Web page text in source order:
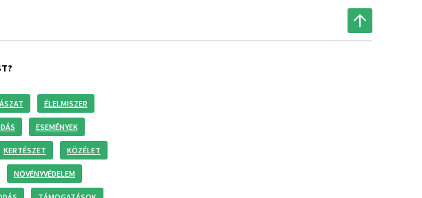
ÉLELMISZER
ESEMÉNYEK
KERTÉSZET KÖZÉLET
NÖVÉNYVÉDELEM